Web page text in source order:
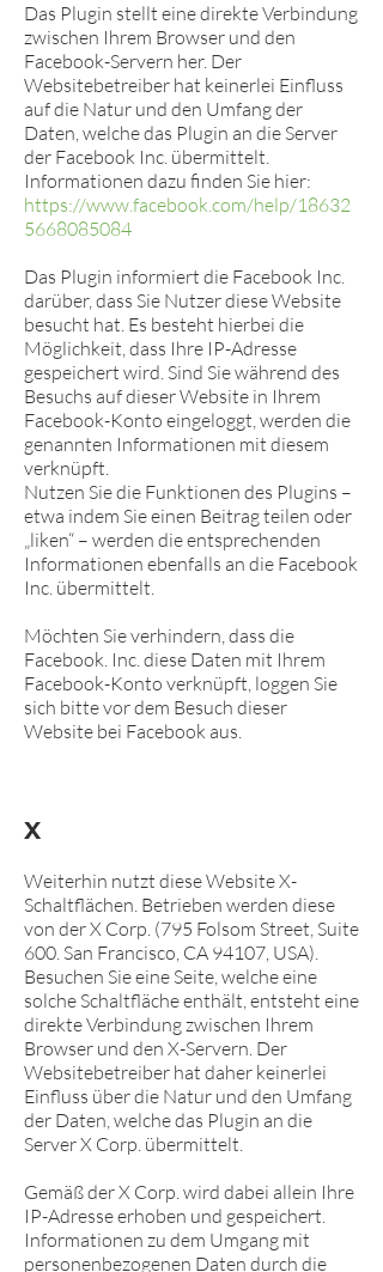
Das Plugin stellt eine direkte Verbindung
zwischen Ihrem Browser und den
Facebook-Servern her. Der
Websitebetreiber hat keinerlei Einfluss
auf die Natur und den Umfang der
Daten, welche das Plugin an die Server
der Facebook Inc. übermittelt.
Informationen dazu finden Sie hier:
https://www.facebook.com/help/18632
5668085084
Das Plugin informiert die Facebook Inc.
darüber, dass Sie Nutzer diese Website
besucht hat. Es besteht hierbei die
Möglichkeit, dass Ihre IP-Adresse
gespeichert wird. Sind Sie während des
Besuchs auf dieser Website in Ihrem
Facebook-Konto eingeloggt, werden die
genannten Informationen mit diesem
verknüpft.
Nutzen Sie die Funktionen des Plugins –
etwa indem Sie einen Beitrag teilen oder
„liken“ – werden die entsprechenden
Informationen ebenfalls an die Facebook
Inc. übermittelt.
Möchten Sie verhindern, dass die
Facebook. Inc. diese Daten mit Ihrem
Facebook-Konto verknüpft, loggen Sie
sich bitte vor dem Besuch dieser
Website bei Facebook aus.
X
Weiterhin nutzt diese Website X-
Schaltflächen. Betrieben werden diese
von der X Corp. (795 Folsom Street, Suite
600. San Francisco, CA 94107, USA).
Besuchen Sie eine Seite, welche eine
solche Schaltfläche enthält, entsteht eine
direkte Verbindung zwischen Ihrem
Browser und den X-Servern. Der
Websitebetreiber hat daher keinerlei
Einfluss über die Natur und den Umfang
der Daten, welche das Plugin an die
Server X Corp. übermittelt.
Gemäß der X Corp. wird dabei allein Ihre
IP-Adresse erhoben und gespeichert.
Informationen zu dem Umgang mit
personenbezogenen Daten durch die